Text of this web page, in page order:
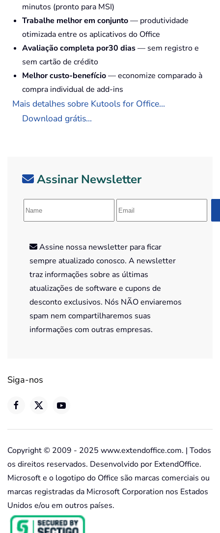
minutos (pronto para MSI)
Trabalhe melhor em conjunto— produtividade
otimizada entre os aplicativos do Office
Avaliação completa por30 dias— sem registro e
sem cartão de crédito
Melhor custo-benefício— economize comparado à
compra individual de add-ins
Mais detalhes sobre Kutools for Office...
Download grátis...
Assinar Newsletter
Assine nossa newsletter para ficar
sempre atualizado conosco. A newsletter
traz informações sobre as últimas
atualizações de software e cupons de
desconto exclusivos. Nós NÃO enviaremos
spam nem compartilharemos suas
informações com outras empresas.
Siga-nos
Copyright © 2009 - 2025 www.extendoffice.com. | Todos
os direitos reservados. Desenvolvido por ExtendOffice.
Microsoft e o logotipo do Office são marcas comerciais ou
marcas registradas da Microsoft Corporation nos Estados
Unidos e/ou em outros países.